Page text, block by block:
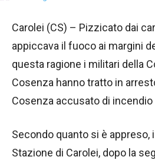
Carolei (CS) – Pizzicato dai
appiccava il fuoco ai margini
questa ragione i militari della
Cosenza hanno tratto in
Cosenza accusato di
Secondo quanto si è appreso,
Stazione di Carolei, dopo la